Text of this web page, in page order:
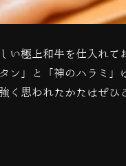
極上和牛を仕入れて
ン」と「神のハラミ
思われたかたはぜ